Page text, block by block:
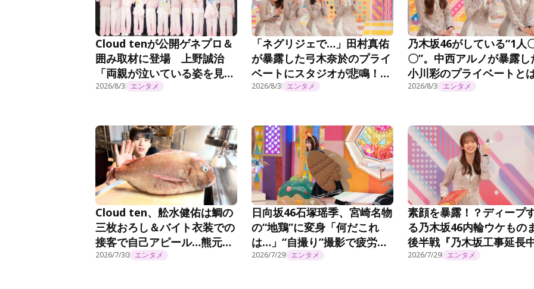
Cloud tenが公開ゲネプロ＆
囲み取材に登場 上野誠治
「両親が泣いている姿を見た
ら感極まってしまいました」
2026/8/3 エンタメ
「ネグリジェで…」田村真佑
が暴露した弓木奈於のプライ
ベートにスタジオが悲鳴！？
『乃木坂工事延長中』#570
2026/8/3 エンタメ
乃木坂46がしている“1人
〇”。中西アルノが暴露し
小川彩のプライベートと
『乃木坂工事延長中』#570
2026/8/3 エンタメ
Cloud ten、舩水健佑は鯛の
三枚おろし＆バイト衣装での
接客で自己アピール…熊元プ
ロレスが「かわいい！」絶賛
2026/7/30 エンタメ
日向坂46石塚瑶季、宮崎名物
の“地鶏”に変身「何だこれ
は…」“自撮り”撮影で疲労困
ぱい＜まだまだ！日向坂で会
2026/7/29 エンタメ
素顔を暴露！？ディープ
る乃木坂46内輪ウケもの
後半戦『乃木坂工事延長
#572
2026/7/29 エンタメ